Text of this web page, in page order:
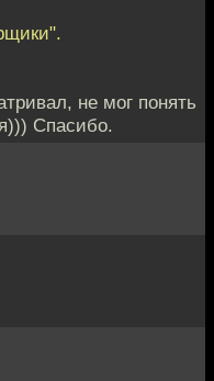
не мог понять
Спасибо.